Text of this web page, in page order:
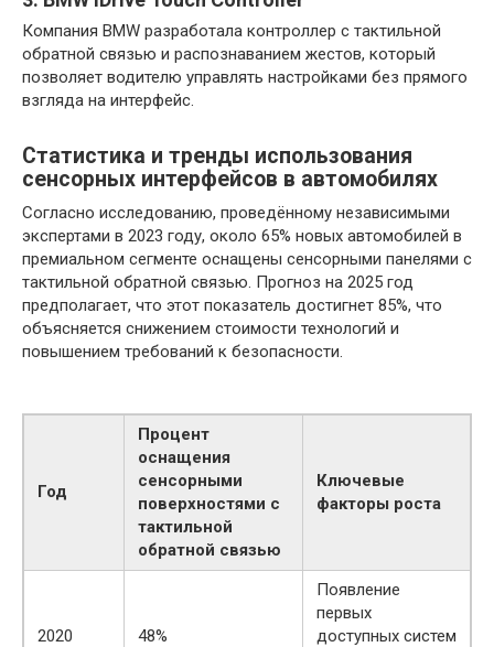
Компания BMW разработала контроллер с тактильной
обратной связью и распознаванием жестов, который
позволяет водителю управлять настройками без прямого
взгляда на интерфейс.
Статистика и тренды использования
сенсорных интерфейсов в автомобилях
Согласно исследованию, проведённому независимыми
экспертами в 2023 году, около 65% новых автомобилей в
премиальном сегменте оснащены сенсорными панелями с
тактильной обратной связью. Прогноз на 2025 год
предполагает, что этот показатель достигнет 85%, что
объясняется снижением стоимости технологий и
повышением требований к безопасности.
Год
Процент
оснащения
сенсорными
поверхностями с
тактильной
обратной связью
Ключевые
факторы роста
2020 48%
Появление
первых
доступных систем